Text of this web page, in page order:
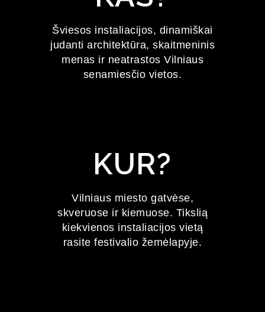
FESTIVALIS
2027 m. sausio 22–24 d.
Šviesos instaliacijos, dinamiškai
judanti architektūra, skaitmeninis
menas ir neatrastos Vilniaus
senamiesčio vietos.
KUR?
Vilniaus miesto gatvėse,
skveruose ir kiemuose. Tikslią
kiekvienos instaliacijos vietą
rasite festivalio žemėlapyje.